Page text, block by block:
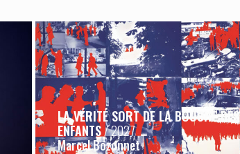
LA VÉRITÉ SORT DE LA BOUCHE DES
ENFANTS/ 2027
Marcel Bozonnet